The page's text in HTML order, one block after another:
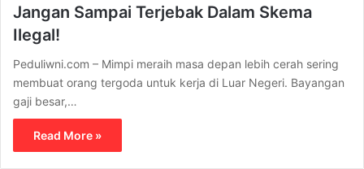
Jangan Sampai Terjebak Dalam Skema
Ilegal!
Peduliwni.com – Mimpi meraih masa depan lebih cerah sering
membuat orang tergoda untuk kerja di Luar Negeri. Bayangan
gaji besar,…
Read More »